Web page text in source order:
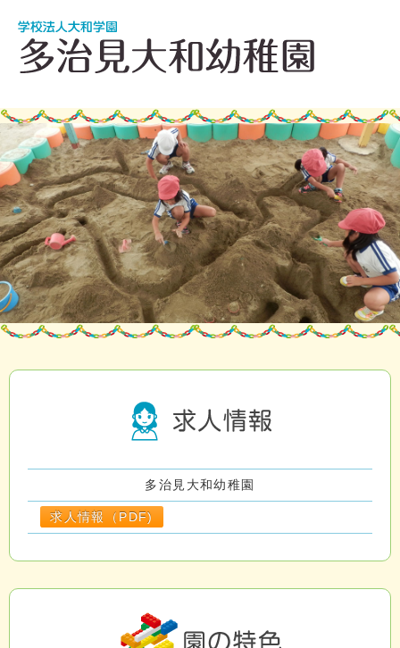
多治見大和幼稚園
求人情報（PDF)